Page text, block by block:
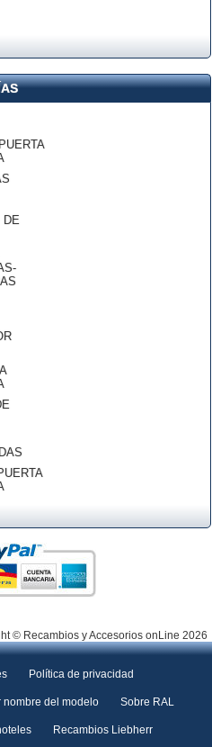
DE
© Recambios y Accesorios onLine 2026
Política de privacidad
nombre del modelo Sobre RAL
Recambios Liebherr